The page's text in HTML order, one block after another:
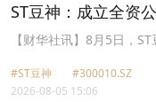
ST豆神：成立全资
正积极开拓相关业务
【财华社讯】8月5日，
关业务。公司AI算力中心
签署将按规定及时履行信
#ST豆神
#300010.SZ
2026-08-05 15:06